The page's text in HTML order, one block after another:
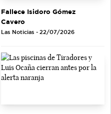
Fallece Isidoro Gómez
Cavero
Las Noticias - 22/07/2026